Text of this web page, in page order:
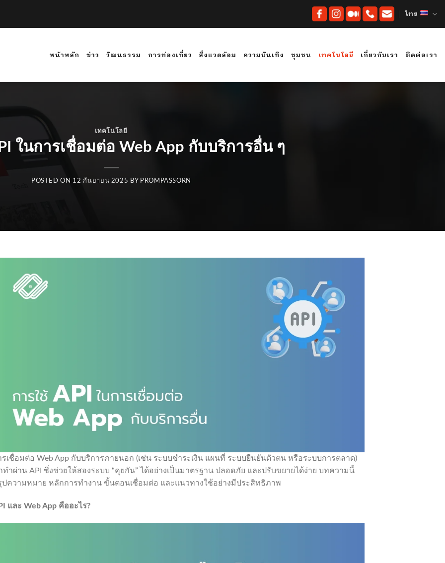
ไทย
หน้าหลัก ข่าว วัฒนธรรม การท่องเที่ยว สิ่งแวดล้อม ความบันเทิง ชุมชน เทคโนโลยี เกี่ยวกับเรา ติดต่อเรา
เทคโนโลยี
ในการเชื่อมต่อ Web App กับบริการอื่น ๆ
POSTED ON 12 กันยายน 2025 BY PROMPASSORN
รเชื่อมต่อ Web App กับบริการภายนอก (เช่น ระบบชำระเงิน แผนที่ ระบบยืนยันตัวตน หรือระบบการตลาด)
ทำผ่าน API ซึ่งช่วยให้สองระบบ “คุยกัน” ได้อย่างเป็นมาตรฐาน ปลอดภัย และปรับขยายได้ง่าย บทความนี้
ปความหมาย หลักการทำงาน ขั้นตอนเชื่อมต่อ และแนวทางใช้อย่างมีประสิทธิภาพ
และ Web App คืออะไร?